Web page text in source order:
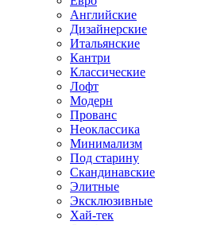
Английские
Дизайнерские
Итальянские
Кантри
Классические
Лофт
Модерн
Прованс
Неоклассика
Минимализм
Под старину
Скандинавские
Элитные
Эксклюзивные
Хай-тек